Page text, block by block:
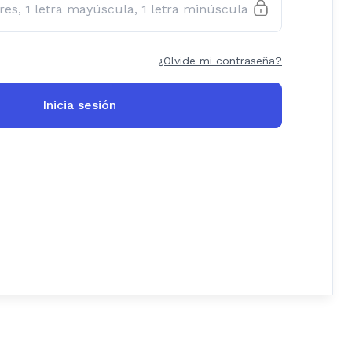
¿Olvide mi contraseña?